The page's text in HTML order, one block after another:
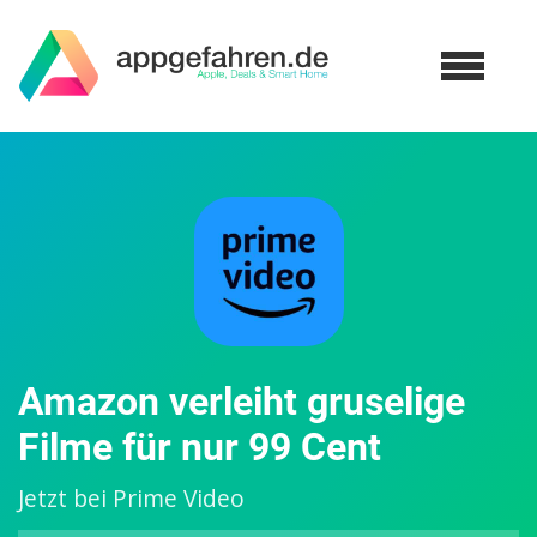
Amazon verleiht gruselige
Filme für nur 99 Cent
Jetzt bei Prime Video